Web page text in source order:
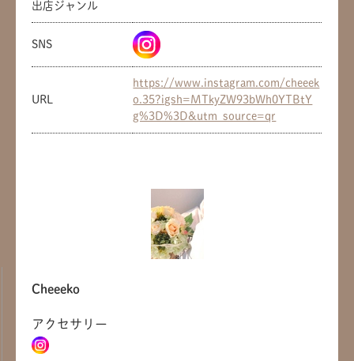
出店ジャンル
SNS
URL
https://www.instagram.com/cheeek
o.35?igsh=MTkyZW93bWh0YTBtY
g%3D%3D&utm_source=qr
Cheeeko
アクセサリー